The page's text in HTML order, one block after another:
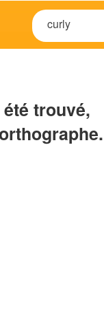
trouvé,